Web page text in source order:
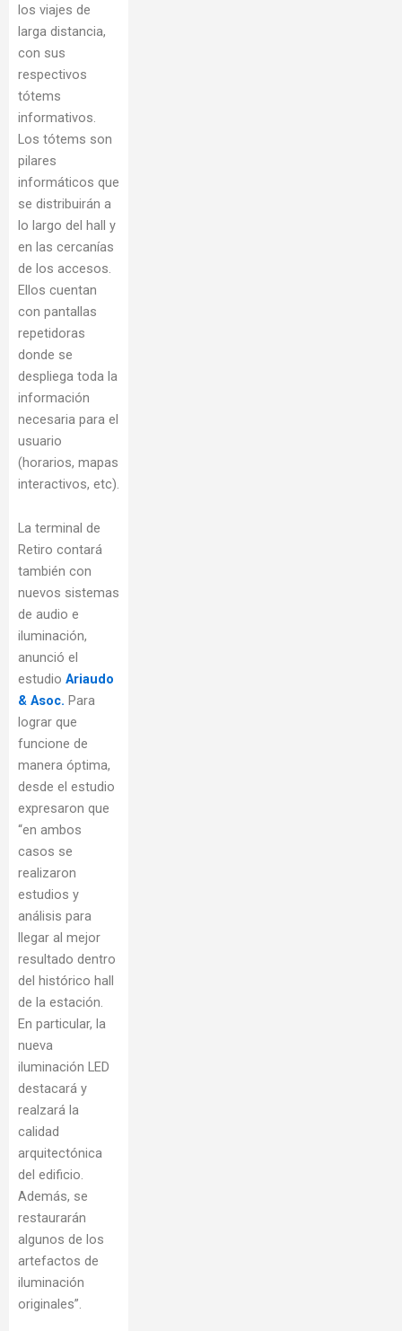
los viajes de
larga distancia,
con sus
respectivos
tótems
informativos.
Los tótems son
pilares
informáticos que
se distribuirán a
lo largo del hall y
en las cercanías
de los accesos.
Ellos cuentan
con pantallas
repetidoras
donde se
despliega toda la
información
necesaria para el
usuario
(horarios, mapas
interactivos, etc).
La terminal de
Retiro contará
también con
nuevos sistemas
de audio e
iluminación,
anunció el
estudio Ariaudo
& Asoc. Para
lograr que
funcione de
manera óptima,
desde el estudio
expresaron que
“en ambos
casos se
realizaron
estudios y
análisis para
llegar al mejor
resultado dentro
del histórico hall
de la estación.
En particular, la
nueva
iluminación LED
destacará y
realzará la
calidad
arquitectónica
del edificio.
Además, se
restaurarán
algunos de los
artefactos de
iluminación
originales”.